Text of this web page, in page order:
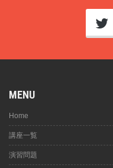
MENU
Home
講座一覧
演習問題